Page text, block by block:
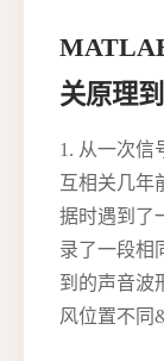
关原理
1. 从一次信
互相关几年
据时遇到了
录了一段相
到的声音波
风位置不